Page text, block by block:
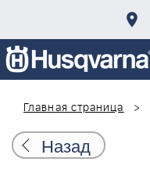
Главная страница
Назад